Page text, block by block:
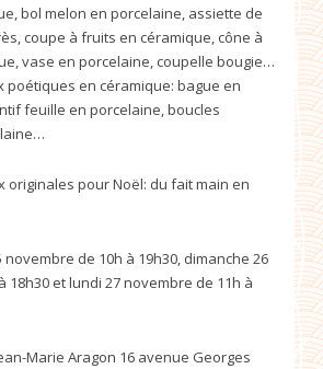
bol melon en porcelaine, assiette de
coupe à fruits en céramique, cône à
vase en porcelaine, coupelle bougie…
poétiques en céramique: bague en
feuille en porcelaine, boucles
originales pour Noël: du fait main en
de 10h à 19h30, dimanche 26
18h30 et lundi 27 novembre de 11h à
Marie Aragon 16 avenue Georges